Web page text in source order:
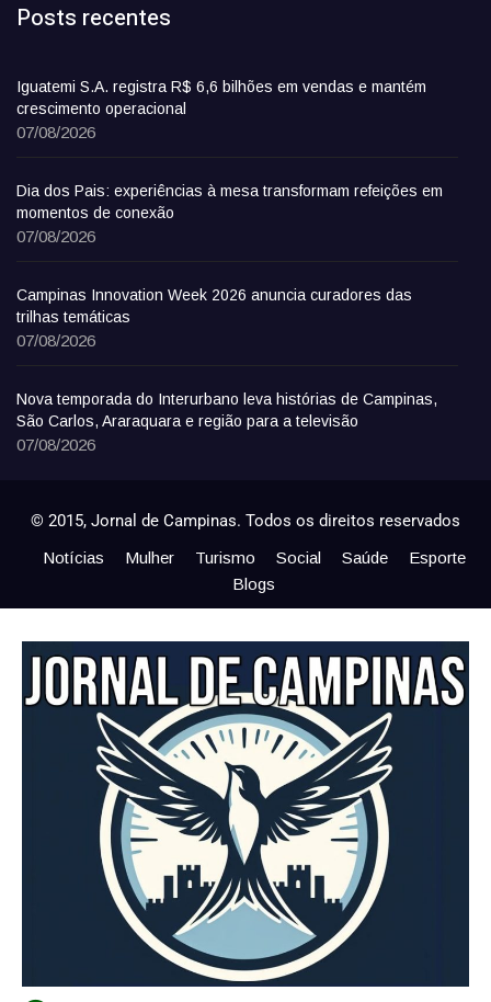
Posts recentes
Iguatemi S.A. registra R$ 6,6 bilhões em vendas e mantém
crescimento operacional
07/08/2026
Dia dos Pais: experiências à mesa transformam refeições em
momentos de conexão
07/08/2026
Campinas Innovation Week 2026 anuncia curadores das
trilhas temáticas
07/08/2026
Nova temporada do Interurbano leva histórias de Campinas,
São Carlos, Araraquara e região para a televisão
07/08/2026
© 2015, Jornal de Campinas. Todos os direitos reservados
Notícias Mulher Turismo Social Saúde
Esporte
Blogs